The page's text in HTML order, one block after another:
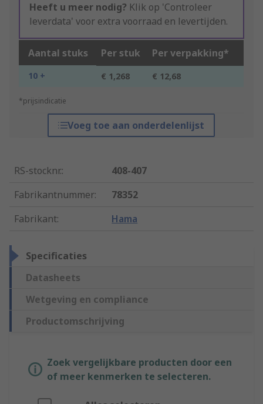
Heeft u meer nodig? Klik op 'Controleer
leverdata' voor extra voorraad en levertijden.
Aantal stuks Per stuk Per verpakking*
10 + € 1,268 € 12,68
*prijsindicatie
Voeg toe aan onderdelenlijst
RS-stocknr.:
408-407
Fabrikantnummer:
78352
Fabrikant: Hama
Specificaties
Datasheets
Wetgeving en compliance
Productomschrijving
Zoek vergelijkbare producten door een
of meer kenmerken te selecteren.